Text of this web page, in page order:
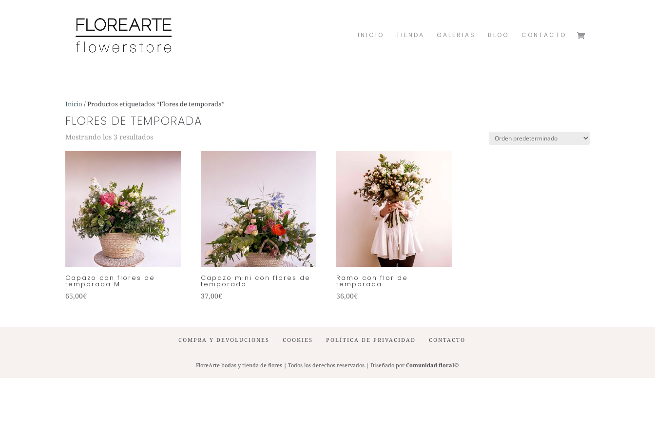
INICIO TIENDA GALERIAS BLOG CONTACTO
Inicio / Productos etiquetados “Flores de temporada”
FLORES DE TEMPORADA
Mostrando los 3 resultados
Capazo con flores de
temporada M
65,00€
Capazo mini con flores de
temporada
37,00€
Ramo con flor de
temporada
36,00€
COMPRA Y DEVOLUCIONES COOKIES POLÍTICA DE PRIVACIDAD CONTACTO
FloreArte bodas y tienda de flores | Todos los derechos reservados | Diseñado porComunidad floral©